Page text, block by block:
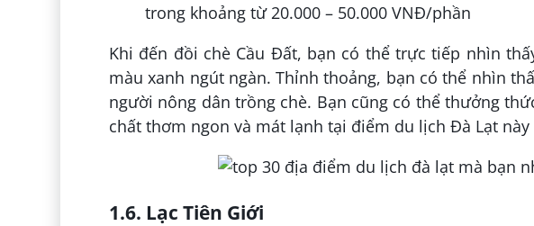
trong khoảng từ 20.000 – 50.000 VNĐ/phần
Khi đến đồi chè Cầu Đất, bạn có thể trực tiếp nhìn
màu xanh ngút ngàn. Thỉnh thoảng, bạn có thể nhìn
người nông dân trồng chè. Bạn cũng có thể thưởng
chất thơm ngon và mát lạnh tại điểm du lịch Đà Lạt này
1.6. Lạc Tiên Giới